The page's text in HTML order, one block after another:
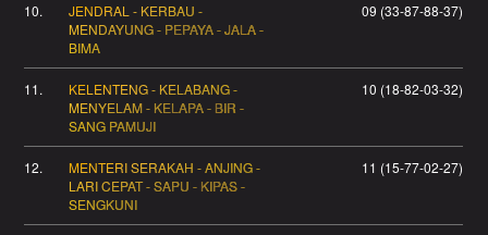
10.
JENDRAL - KERBAU -
MENDAYUNG - PEPAYA - JALA -
BIMA
09 (33-87-88-37)
11.
KELENTENG - KELABANG -
MENYELAM - KELAPA - BIR -
SANG PAMUJI
10 (18-82-03-32)
12.
MENTERI SERAKAH - ANJING -
LARI CEPAT - SAPU - KIPAS -
SENGKUNI
11 (15-77-02-27)